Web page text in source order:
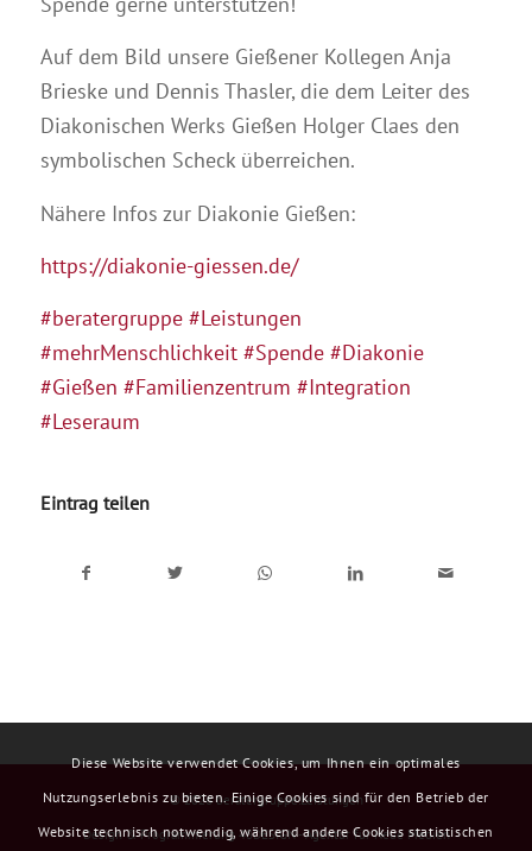
Auf dem Bild unsere Gießener Kollegen Anja
Brieske und Dennis Thasler, die dem Leiter des
Diakonischen Werks Gießen Holger Claes den
symbolischen Scheck überreichen.
Nähere Infos zur Diakonie Gießen:
https://diakonie-giessen.de/
#beratergruppe #Leistungen
#mehrMenschlichkeit #Spende #Diakonie
#Gießen #Familienzentrum #Integration
#Leseraum
Eintrag teilen
© 2026beratergruppe:Leistungen
Design & Programmierung 48DESIGN - Agentur für Neue Medien
Diese Website verwendet Cookies, um Ihnen ein optimales
Nutzungserlebnis zu bieten. Einige Cookies sind für den Betrieb der
Website technisch notwendig, während andere Cookies statistischen